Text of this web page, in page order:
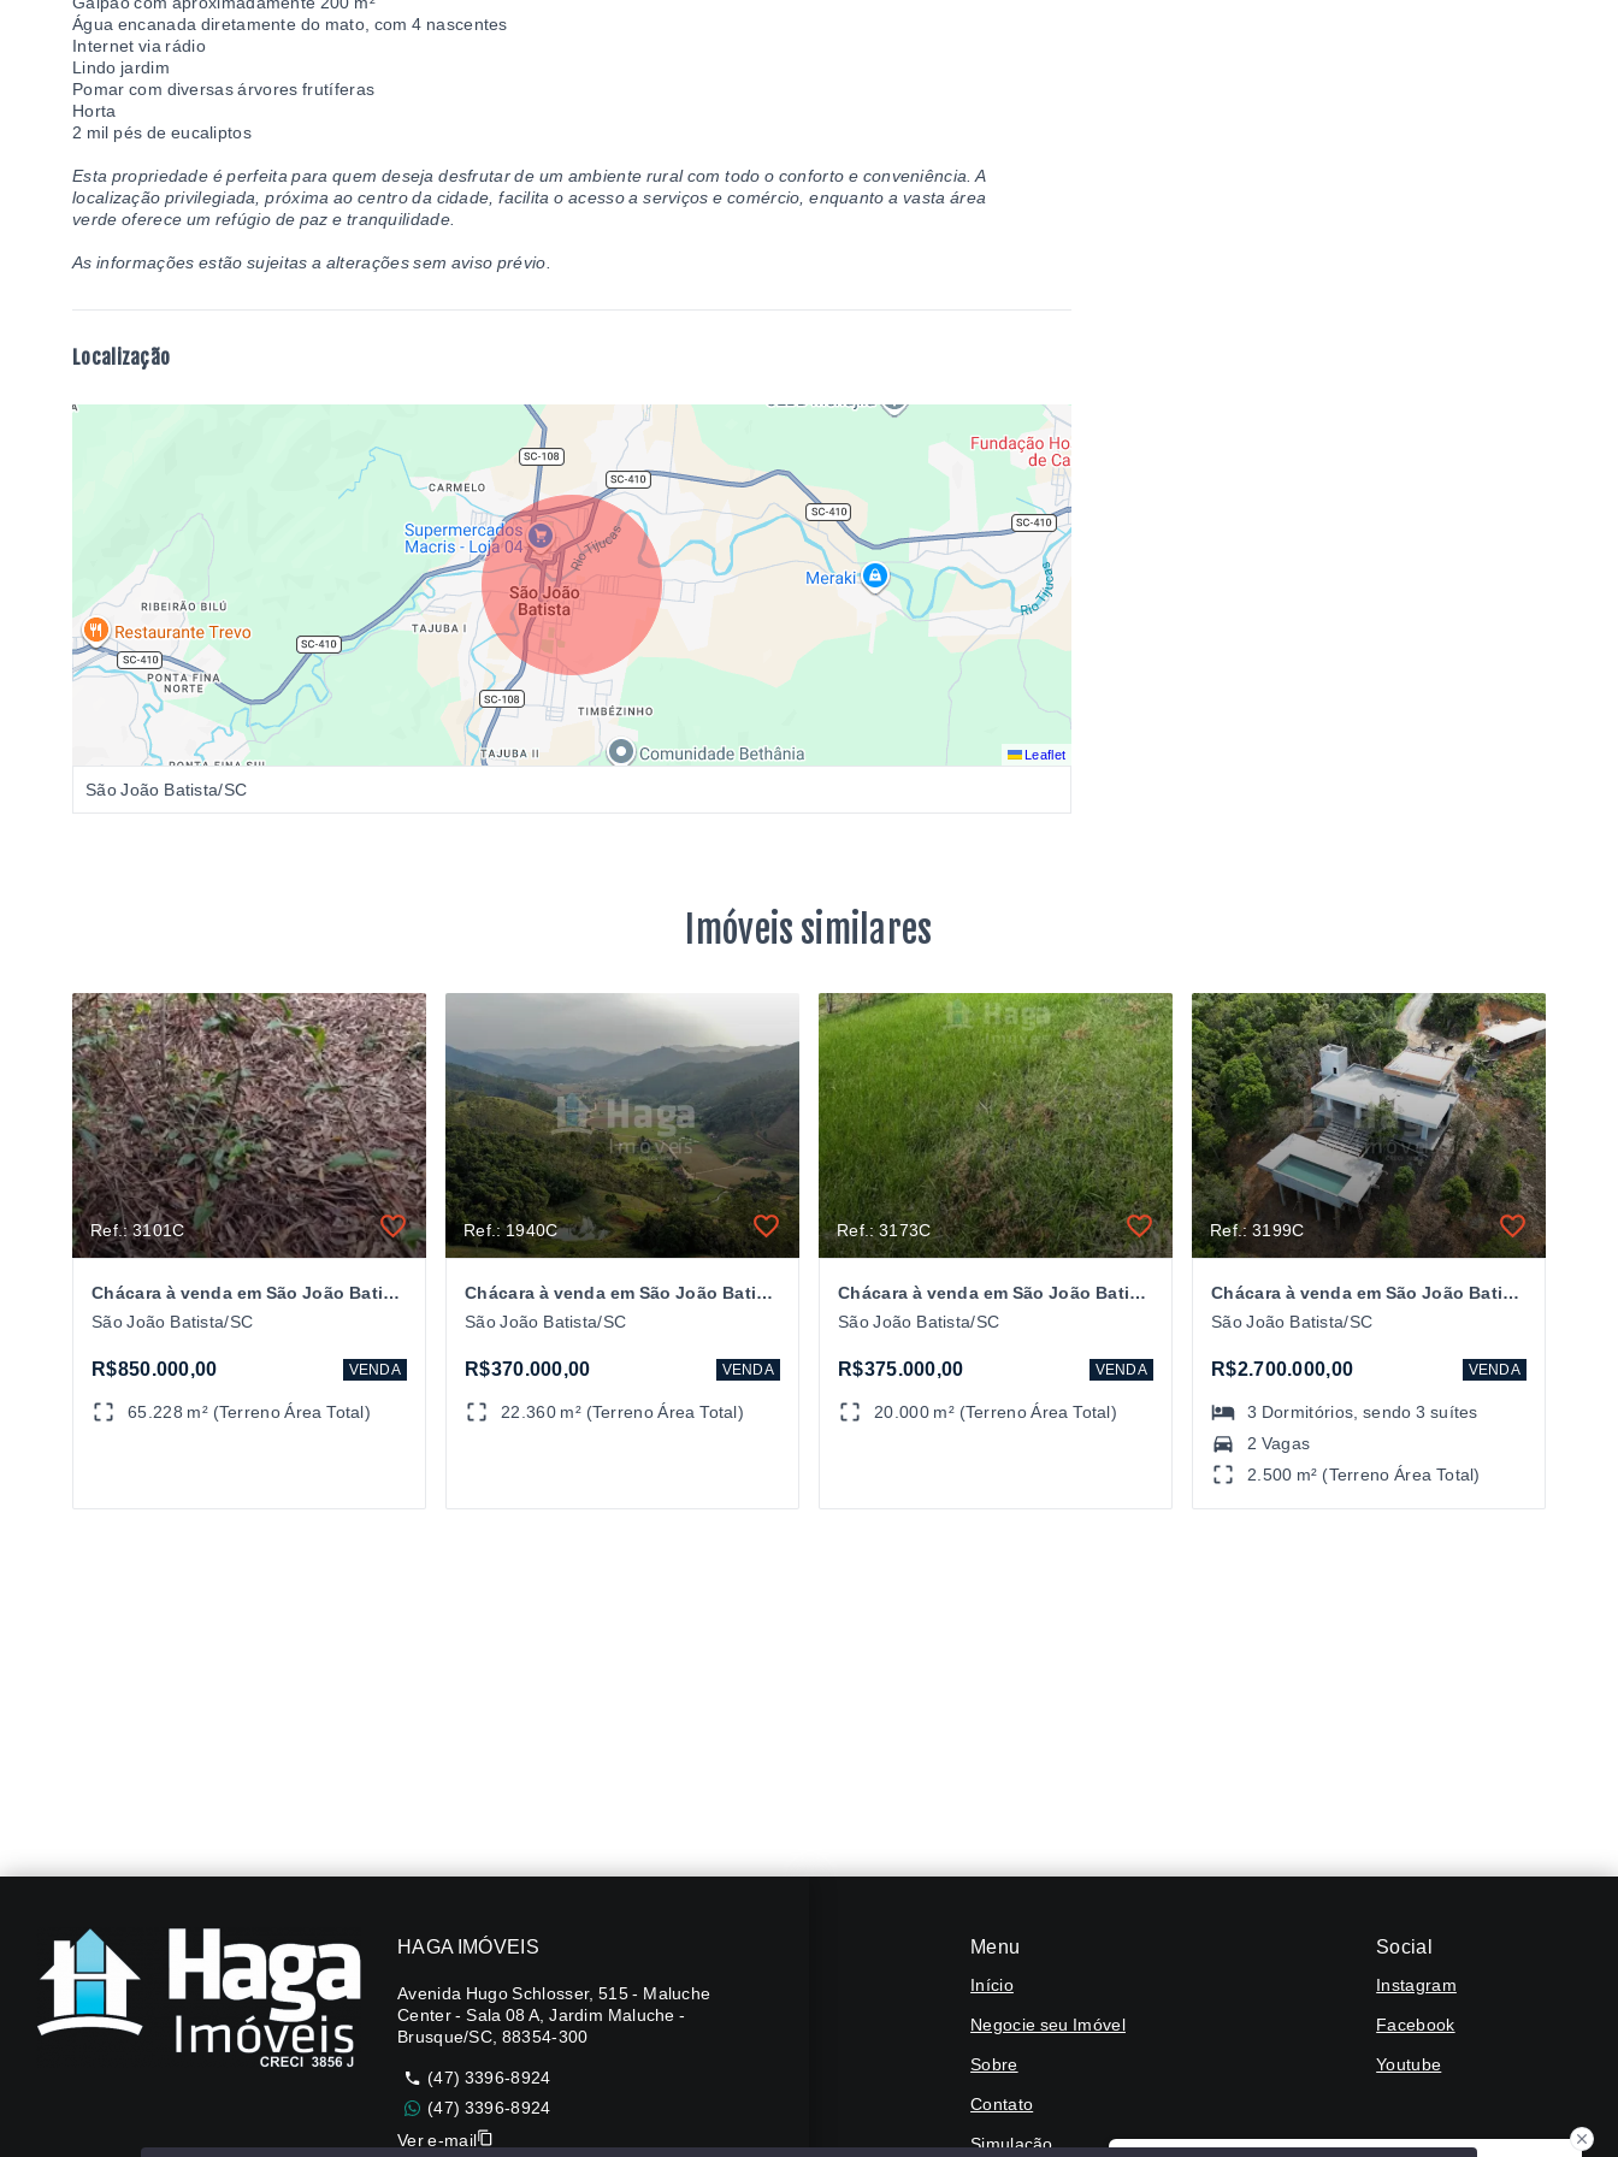
Água encanada diretamente do mato, com 4 nascentes
Internet via rádio
Lindo jardim
Pomar com diversas árvores frutíferas
Horta
2 mil pés de eucaliptos
Esta propriedade é perfeita para quem deseja desfrutar de um ambiente rural com todo o conforto e conveniência. A
localização privilegiada, próxima ao centro da cidade, facilita o acesso a serviços e comércio, enquanto a vasta área
verde oferece um refúgio de paz e tranquilidade.
As informações estão sujeitas a alterações sem aviso prévio.
Localização
Leaflet
São João Batista/SC
Imóveis similares
Ref.: 3101C
Chácara à venda em São João Batista/SC
São João Batista/SC
R$850.000,00 VENDA
65.228 m² (Terreno Área Total)
Ref.: 1940C
Chácara à venda em São João Batista/SC
São João Batista/SC
R$370.000,00 VENDA
22.360 m² (Terreno Área Total)
Ref.: 3173C
Chácara à venda em São João Batista/SC
São João Batista/SC
R$375.000,00 VENDA
20.000 m² (Terreno Área Total)
Ref.: 3199C
Chácara à venda em São João Batista/SC
São João Batista/SC
R$2.700.000,00 VENDA
3 Dormitórios , sendo3 suítes
2 Vagas
2.500 m² (Terreno Área Total)
Menu
Início
Negocie seu Imóvel
Sobre
Contato
Simulação
Social
Instagram
Facebook
Youtube
HAGA IMÓVEIS
Avenida Hugo Schlosser, 515 - Maluche
Center - Sala 08 A, Jardim Maluche -
Brusque/SC, 88354-300
(47) 3396-8924
(47) 3396-8924
Ver e-mail